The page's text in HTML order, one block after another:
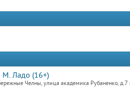
М. Ладо (16+)
Челны, улица академика Рубаненко, д.7